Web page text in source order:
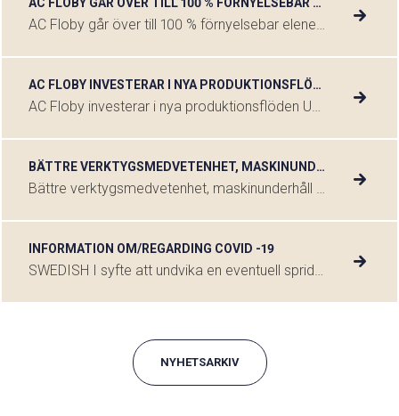
AC Floby går över till 100 % förnyelsebar elenergi Att arbeta med hållbarhet är en prioriterad del i AC Flobys verksamhet och strategi. Grunden för vårt hållbarhetsarbete är Agenda 2030 och de 17 globala målen som FN har tagit fram för hållbar utveckling, och ett av de mål där vi ser möjlighet att bidra är […]
AC FLOBY INVESTERAR I NYA PRODUKTIONSFLÖDEN
AC Floby investerar i nya produktionsflöden Under hösten kommer AC Floby att installera tre nya produktionsflöden. De nya CNC-maskinerna ska framtidssäkra AC Flobys verksamhet och bidra till en bättre arbetsmiljö. – Det blir ett kvalitetslyft och är en del av vår nysatsning. De nya maskinerna är mer flexibla och enklare att underhålla. Vi har även haft […]
BÄTTRE VERKTYGSMEDVETENHET, MASKINUNDERHÅLL OCH LEVERANTÖRSHANTERING GER MINSKADE KOSTNADER FÖR AC FLOBY
Bättre verktygsmedvetenhet, maskinunderhåll och leverantörshantering ger minskade kostnader för AC Floby I början av 2020 introducerade AC Floby ett initiativ för att sänka kostnaderna i hela organisationen. Ett viktigt inslag i detta var att öka kostnadsmedvetenheten kring maskinunderhåll, verktyg och komponenter – både på det sätt som operatörerna dagligen arbetar på, och avtalet med deras […]
INFORMATION OM/REGARDING COVID -19
SWEDISH I syfte att undvika en eventuell spridning av coronaviruset har AC Floby beslutat att inte åka på tjänsteresor och inte ta emot besökare. Har du ett inbokat möte eller vill på något sätt komma i kontakt med oss så hänvisar vi er till att använda Skype, Teams, telefonsamtal eller mail. Vidare följer vi myndigheternas […]
NYHETSARKIV